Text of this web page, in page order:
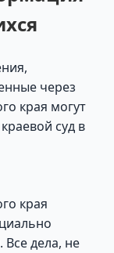
через
края могут
суд в
края
дела, не